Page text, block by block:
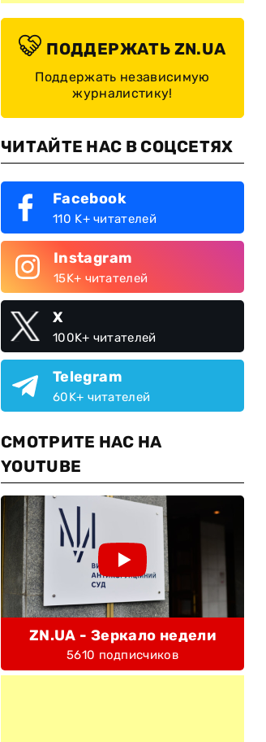
ПОДДЕРЖАТЬ ZN.UA
Поддержать независимую
журналистику!
ЧИТАЙТЕ НАС В СОЦСЕТЯХ
Facebook
110 K+ читателей
Instagram
15K+ читателей
X
100K+ читателей
Telegram
60K+ читателей
СМОТРИТЕ НАС НА
YOUTUBE
ZN.UA - Зеркало недели
5610 подписчиков